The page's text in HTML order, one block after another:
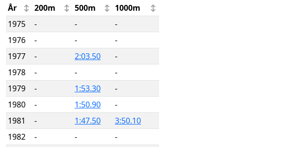
År
200m 500m
1000m
1975
- -
-
1976
- -
-
1977
- 2:03.50
-
1978
- -
-
1979
- 1:53.30
-
1980
- 1:50.90
-
1981
- 1:47.50
3:50.10
1982
- -
-